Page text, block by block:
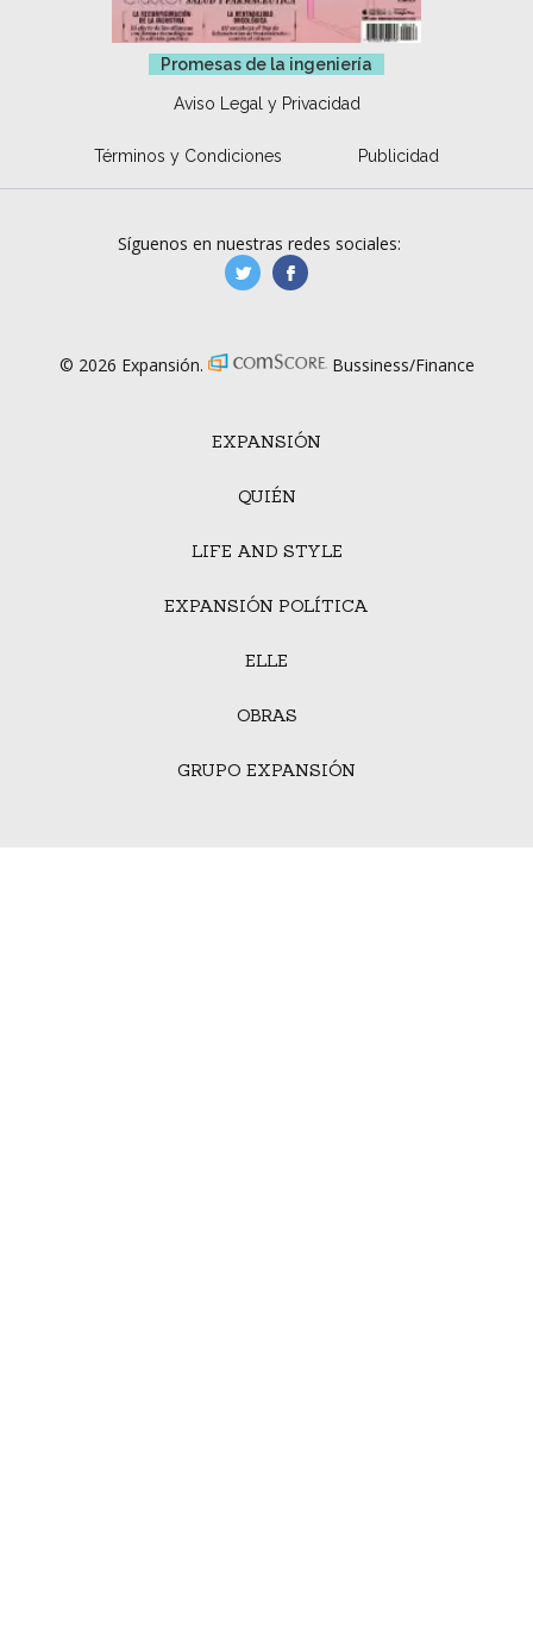
Promesas de la ingeniería
Aviso Legal y Privacidad
Términos y Condiciones Publicidad
EXPANSIÓN
QUIÉN
LIFE AND STYLE
EXPANSIÓN POLÍTICA
ELLE
OBRAS
GRUPO EXPANSIÓN
Síguenos en nuestras redes sociales:
manufacturaGE
© 2026 Expansión. Bussiness/Finance